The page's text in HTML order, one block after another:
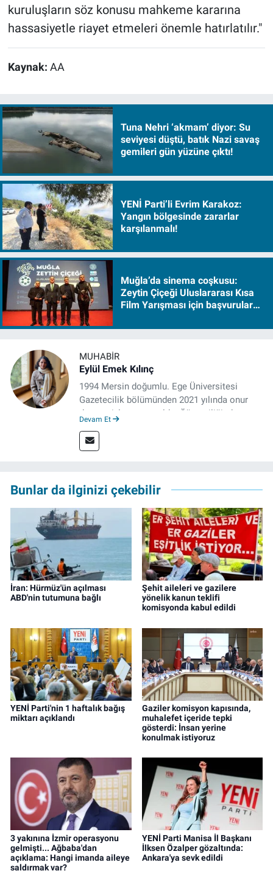
kuruluşların söz konusu mahkeme kararına
hassasiyetle riayet etmeleri önemle hatırlatılır."
Kaynak: AA
Tuna Nehri ‘akmam’ diyor: Su
seviyesi düştü, batık Nazi savaş
gemileri gün yüzüne çıktı!
YENİ Parti’li Evrim Karakoz:
Yangın bölgesinde zararlar
karşılanmalı!
Muğla’da sinema coşkusu:
Zeytin Çiçeği Uluslararası Kısa
Film Yarışması için başvurular
MUHABIR
Eylül Emek Kılınç
1994 Mersin doğumlu. Ege Üniversitesi
Gazetecilik bölümünden 2021 yılında onur
derecesiyle mezun oldu. Öğrenciliğinde
deneyimin dışında kapatılana kadar Artı TV
ve TELE1 TV Ankara bürolarında editör ve
Devam Et
Bunlar da ilginizi çekebilir
İran: Hürmüz'ün açılması
ABD'nin tutumuna bağlı
Şehit aileleri ve gazilere
yönelik kanun teklifi
komisyonda kabul edildi
YENİ Parti'nin 1 haftalık bağış
miktarı açıklandı
Gaziler komisyon kapısında,
muhalefet içeride tepki
gösterdi: İnsan yerine
konulmak istiyoruz
3 yakınına İzmir operasyonu
gelmişti... Ağbaba'dan
açıklama: Hangi imanda aileye
saldırmak var?
YENİ Parti Manisa İl Başkanı
İlksen Özalper gözaltında:
Ankara'ya sevk edildi